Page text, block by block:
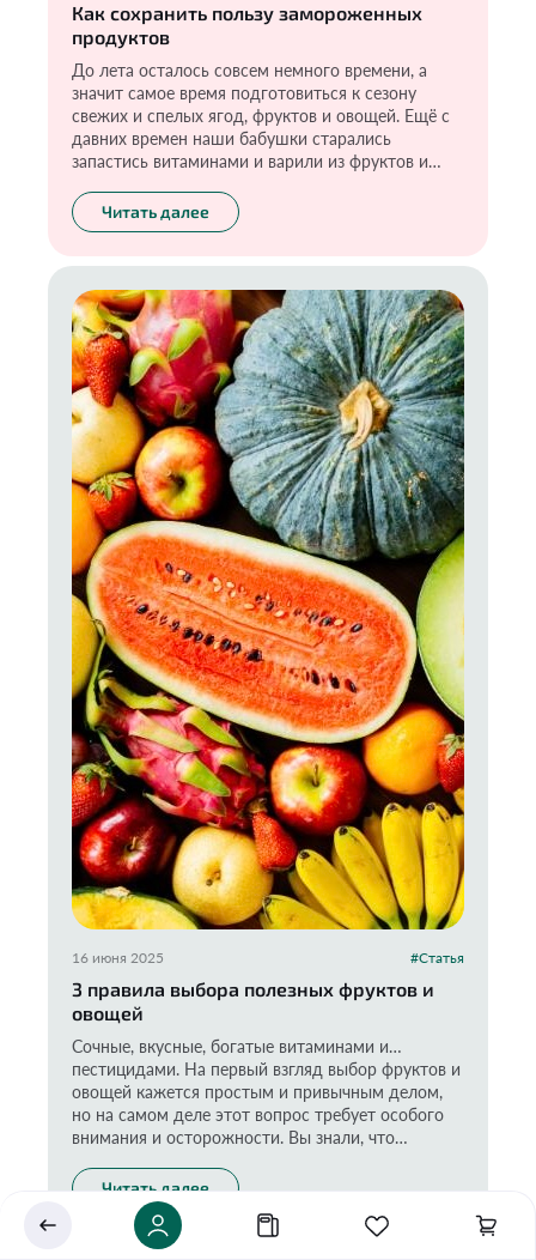
Как сохранить пользу замороженных
продуктов
До лета осталось совсем немного времени, а
значит самое время подготовиться к сезону
свежих и спелых ягод, фруктов и овощей. Ещё с
давних времен наши бабушки старались
запастись витаминами и варили из фруктов и
оставалось мало, зато было много сахара.
Сегодня же, я думаю, все знают, что лучший
всех правилах этого способа, а также о том, как
хранить замороженные продукты, чтобы они не
уступали по вкусу и пользе свежим.
Читать далее
16 июня 2025 #Статья
3 правила выбора полезных фруктов и
овощей
Сочные, вкусные, богатые витаминами и…
пестицидами. На первый взгляд выбор фруктов и
овощей кажется простым и привычным делом,
но на самом деле этот вопрос требует особого
внимания и осторожности. Вы знали, что
самых загрязненных овощей, фруктов и ягод, по
данным организации EWG? Наряду с ней в
чёрном списке оказался шпинат, яблоки, персики
и другие привычные нам продукты. Последствия
Читать далее
Укажите ваш город
Это важно для корректной работы Экоразноса и
дальнейших персональных функций сервиса.